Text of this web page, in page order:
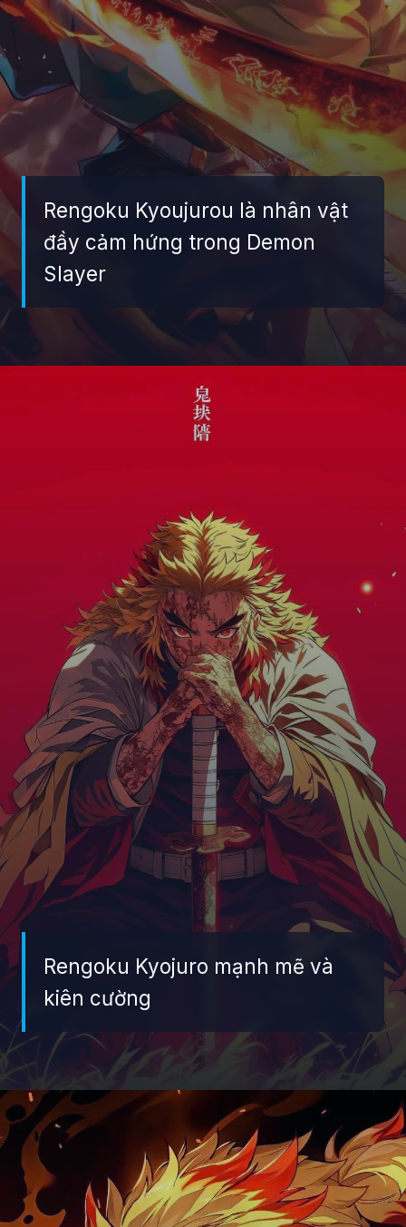
Rengoku Kyoujurou là nhân vật
đầy cảm hứng trong Demon
Slayer
https://giaydabonghana.com/rengoku
Rengoku Kyojuro mạnh mẽ và
kiên cường
Đang mở https://giaydabonghana.com/rengoku